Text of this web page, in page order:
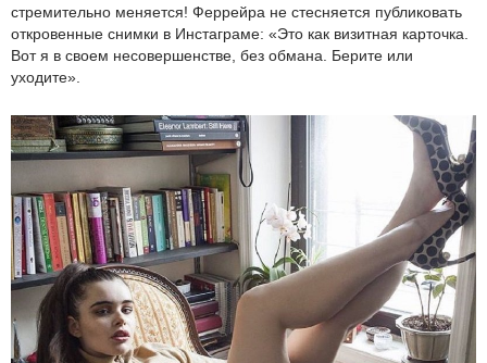
стремительно меняется! Феррейра не стесняется публиковать
откровенные снимки в Инстаграме: «Это как визитная карточка.
Вот я в своем несовершенстве, без обмана. Берите или
уходите».